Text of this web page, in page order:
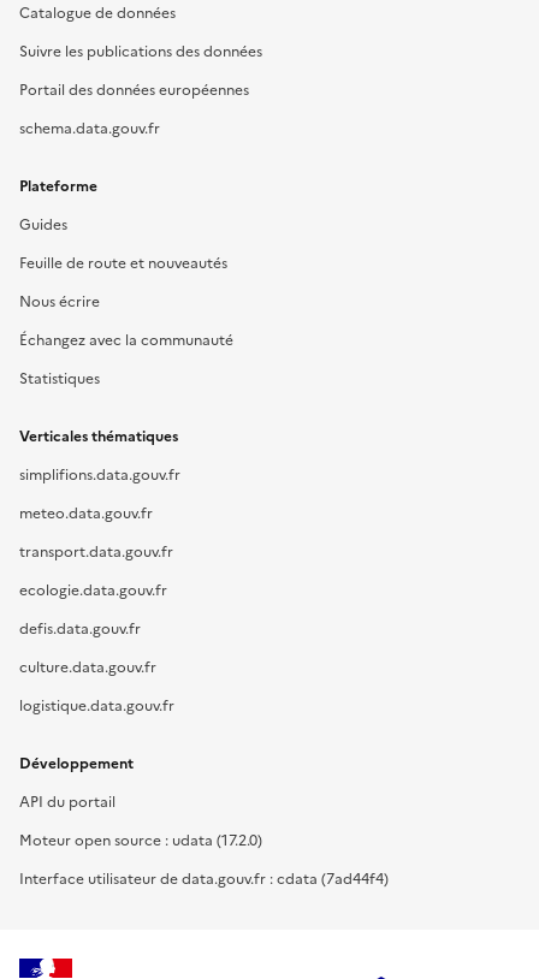
Catalogue de données
Suivre les publications des données
Portail des données européennes
schema.data.gouv.fr
Plateforme
Guides
Feuille de route et nouveautés
Nous écrire
Échangez avec la communauté
Statistiques
Verticales thématiques
simplifions.data.gouv.fr
meteo.data.gouv.fr
transport.data.gouv.fr
ecologie.data.gouv.fr
defis.data.gouv.fr
culture.data.gouv.fr
logistique.data.gouv.fr
Développement
API du portail
Moteur open source : udata (17.2.0)
Interface utilisateur de data.gouv.fr : cdata (7ad44f4)